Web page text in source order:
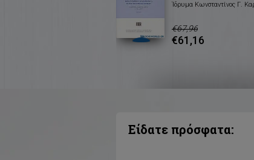
Ίδρυμα Κωνσταντίνος Γ.
€67,96
€61,16
Είδατε πρόσφατα: